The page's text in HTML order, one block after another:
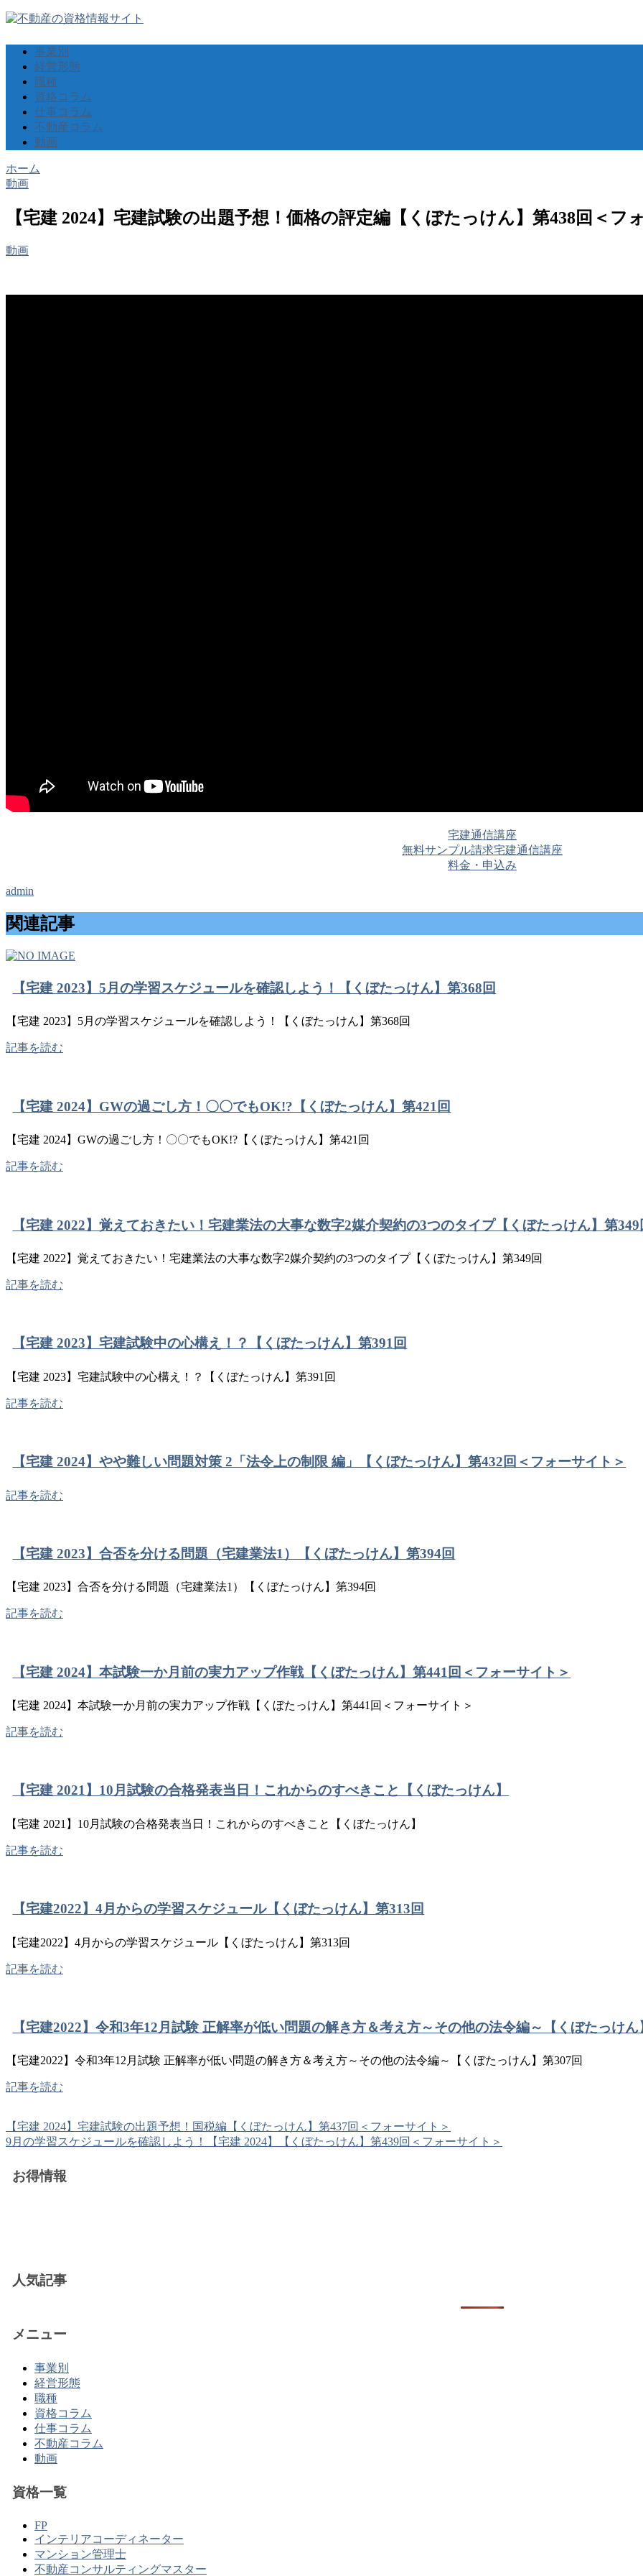
事業別
経営形態
職種
資格コラム
仕事コラム
不動産コラム
動画
ホーム
動画
【宅建 2024】宅建試験の出題予想！価格の評定編【くぼたっけん】第438回＜フ
動画
宅建通信講座
無料サンプル請求宅建通信講座
料金・申込み
admin
関連記事
【宅建 2023】5月の学習スケジュールを確認しよう！【くぼたっけん】第368回
【宅建 2023】5月の学習スケジュールを確認しよう！【くぼたっけん】第368回
記事を読む
【宅建 2024】GWの過ごし方！〇〇でもOK!?【くぼたっけん】第421回
【宅建 2024】GWの過ごし方！〇〇でもOK!?【くぼたっけん】第421回
記事を読む
【宅建 2022】覚えておきたい！宅建業法の大事な数字2媒介契約の3つのタイプ【くぼたっけん】第349
【宅建 2022】覚えておきたい！宅建業法の大事な数字2媒介契約の3つのタイプ【くぼたっけん】第349回
記事を読む
【宅建 2023】宅建試験中の心構え！？【くぼたっけん】第391回
【宅建 2023】宅建試験中の心構え！？【くぼたっけん】第391回
記事を読む
【宅建 2024】やや難しい問題対策 2「法令上の制限 編」【くぼたっけん】第432回＜フォーサイト＞
記事を読む
【宅建 2023】合否を分ける問題（宅建業法1）【くぼたっけん】第394回
【宅建 2023】合否を分ける問題（宅建業法1）【くぼたっけん】第394回
記事を読む
【宅建 2024】本試験一か月前の実力アップ作戦【くぼたっけん】第441回＜フォーサイト＞
【宅建 2024】本試験一か月前の実力アップ作戦【くぼたっけん】第441回＜フォーサイト＞
記事を読む
【宅建 2021】10月試験の合格発表当日！これからのすべきこと【くぼたっけん】
【宅建 2021】10月試験の合格発表当日！これからのすべきこと【くぼたっけん】
記事を読む
【宅建2022】4月からの学習スケジュール【くぼたっけん】第313回
【宅建2022】4月からの学習スケジュール【くぼたっけん】第313回
記事を読む
【宅建2022】令和3年12月試験 正解率が低い問題の解き方＆考え方～その他の法令編～【くぼたっけん
【宅建2022】令和3年12月試験 正解率が低い問題の解き方＆考え方～その他の法令編～【くぼたっけん】第307回
記事を読む
【宅建 2024】宅建試験の出題予想！国税編【くぼたっけん】第437回＜フォーサイト＞
9月の学習スケジュールを確認しよう！【宅建 2024】【くぼたっけん】第439回＜フォーサイト＞
お得情報
人気記事
メニュー
事業別
経営形態
職種
資格コラム
仕事コラム
不動産コラム
動画
資格一覧
FP
インテリアコーディネーター
マンション管理士
不動産コンサルティングマスター